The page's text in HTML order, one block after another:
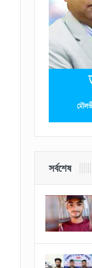
সর্বশেষ